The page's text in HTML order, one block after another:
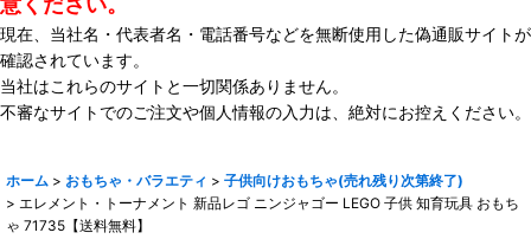
現在、当社名・代表者名・電話番号などを無断使用した偽通販サイトが
確認されています。
当社はこれらのサイトと一切関係ありません。
不審なサイトでのご注文や個人情報の入力は、絶対にお控えください。
ホーム > おもちゃ・バラエティ > 子供向けおもちゃ(売れ残り次第終了)
> エレメント・トーナメント 新品レゴ ニンジャゴー LEGO 子供 知育玩具 おもち
ゃ 71735【送料無料】